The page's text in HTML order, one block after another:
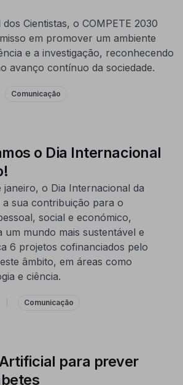
Cientistas, o COMPETE 2030
em promover um ambiente
e a investigação, reconhecendo
avanço contínuo da sociedade.
Comunicação
o Dia Internacional
janeiro, o Dia Internacional da
a sua contribuição para o
social e económico,
um mundo mais sustentável e
6 projetos cofinanciados pelo
âmbito, em áreas como
e ciência.
Comunicação
para prever